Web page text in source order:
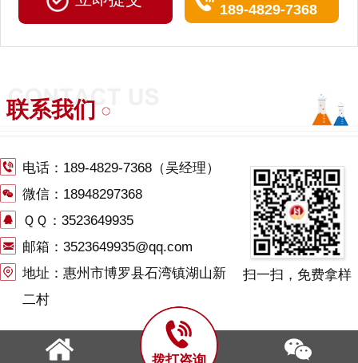
189-4829-7368
联系我们
电话： 189-4829-7368 （吴经理）
微信：18948297368
ＱＱ：3523649935
邮箱：3523649935@qq.com
地址：惠州市博罗县石湾镇湖山新
二村
扫一扫，免费拿样